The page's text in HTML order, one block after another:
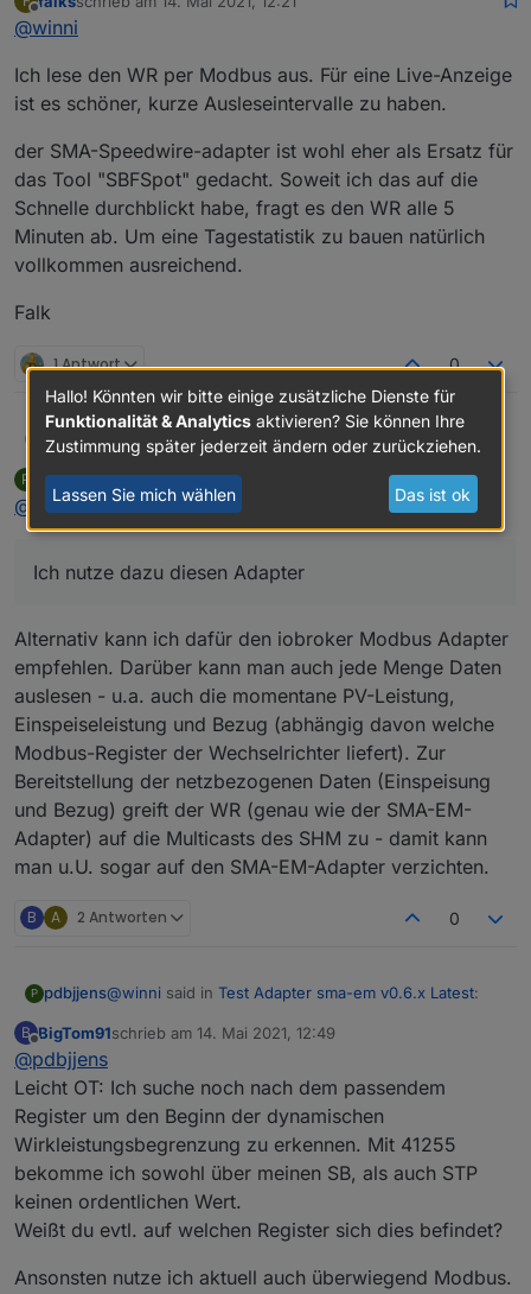
Wechselrichter auslesen.
Falk
Ich nutze dazu diesen Adapter:
https://github.com/AttackStrawbery/ioBroker.sma-
speedwire/blob/master/README.md
Offlinezuletzt editiert von
@winni
Ich lese den WR per Modbus aus. Für eine Live-Anzeige
ist es schöner, kurze Ausleseintervalle zu haben.
der SMA-Speedwire-adapter ist wohl eher als Ersatz für
das Tool "SBFSpot" gedacht. Soweit ich das auf die
Schnelle durchblickt habe, fragt es den WR alle 5
Minuten ab. Um eine Tagestatistik zu bauen natürlich
vollkommen ausreichend.
Falk
1 Antwort 0
Winni@falkssagte inTest Adapter sma-em v0.6.x Latest :
Wenn du den aktuellen Verbrauch und die PV-
Erzeugung haben willst, musst du zusätzlich den
https://github.com/AttackStrawbery/ioBroker.sma-
P
Offline
pdbjjensschrieb am14. Mai 2021, 12:45
zuletzt editiert von
@ winnisaid inTest Adapter sma-em v0.6.x Latest:
Ich nutze dazu diesen Adapter
Alternativ kann ich dafür den iobroker Modbus Adapter
empfehlen. Darüber kann man auch jede Menge Daten
auslesen - u.a. auch die momentane PV-Leistung,
Einspeiseleistung und Bezug (abhängig davon welche
Modbus-Register der Wechselrichter liefert). Zur
Bereitstellung der netzbezogenen Daten (Einspeisung
und Bezug) greift der WR (genau wie der SMA-EM-
Adapter) auf die Multicasts des SHM zu - damit kann
man u.U. sogar auf den SMA-EM-Adapter verzichten.
B A 2 Antworten 0
P pdbjjens@winni said in Test Adapter sma-em v0.6.x Latest:
Alternativ kann ich dafür den iobroker Modbus
Adapter empfehlen. Darüber kann man auch jede
Menge Daten auslesen - u.a. auch die momentane
PV-Leistung, Einspeiseleistung und Bezug (abhängig
davon welche Modbus-Register der Wechselrichter
liefert). Zur Bereitstellung der netzbezogenen Daten
der SMA-EM-Adapter) auf die Multicasts des SHM zu
B
Offline
BigTom91schrieb am 14. Mai 2021, 12:49
zuletzt editiert von
@pdbjjens
Leicht OT: Ich suche noch nach dem passendem
Register um den Beginn der dynamischen
Wirkleistungsbegrenzung zu erkennen. Mit 41255
bekomme ich sowohl über meinen SB, als auch STP
keinen ordentlichen Wert.
Weißt du evtl. auf welchen Register sich dies befindet?
Ansonsten nutze ich aktuell auch überwiegend Modbus.
Hallo! Könnten wir bitte einige zusätzliche Dienste für
Funktionalität & Analytics aktivieren? Sie können Ihre
Zustimmung später jederzeit ändern oder zurückziehen.
Lassen Sie mich wählen Das ist ok